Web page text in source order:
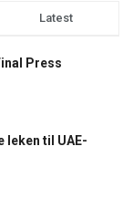
Latest
Press
leken til UAE-